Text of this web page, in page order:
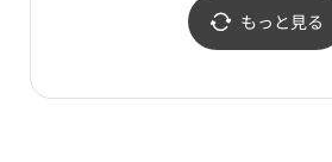
ュ（坡州）店(패션갤러
리 롯데프리미엄아울렛
트 롯
파주점)
もっと見る